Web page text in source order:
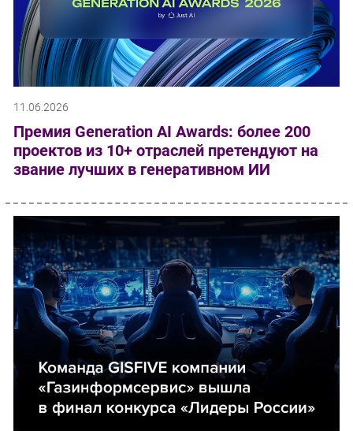
11.06.2026
Премия Generation AI Awards: более 200
проектов из 10+ отраслей претендуют на
звание лучших в генеративном ИИ